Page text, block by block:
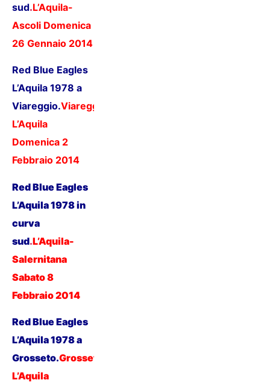
sud.L’Aquila-
Ascoli Domenica
26 Gennaio 2014
Red Blue Eagles
L’Aquila 1978 a
Viareggio.Viareggio-
L’Aquila
Domenica 2
Febbraio 2014
Red Blue Eagles
L’Aquila 1978 in
curva
sud.L’Aquila-
Salernitana
Sabato 8
Febbraio2014
Red Blue Eagles
L’Aquila 1978 a
Grosseto.Grosseto-
L’Aquila